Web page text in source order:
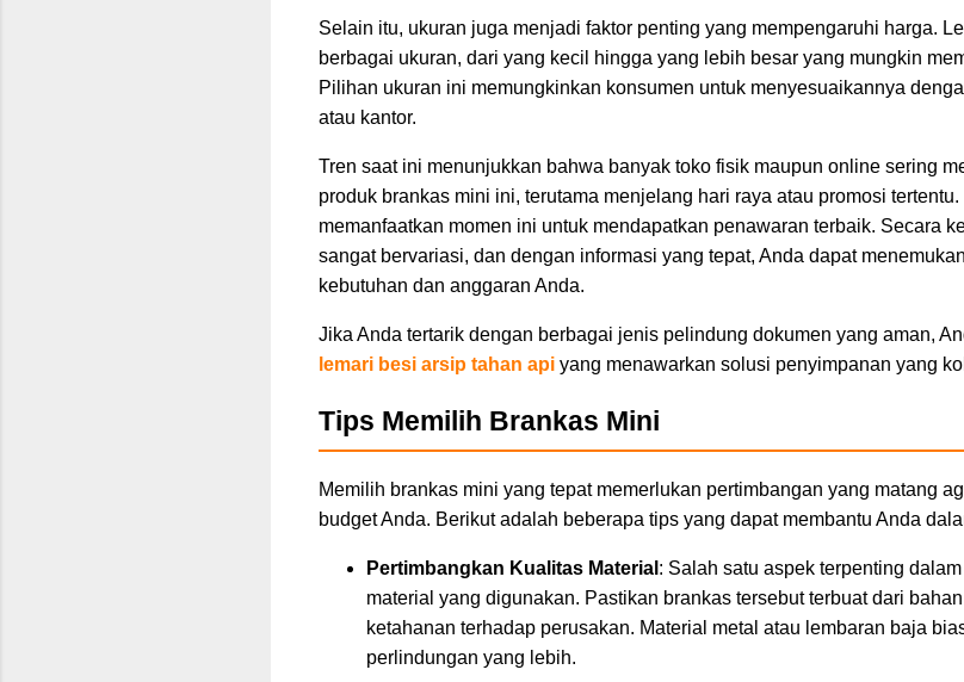
Selain itu, ukuran juga menjadi faktor penting yang mempengaruhi harga.
berbagai ukuran, dari yang kecil hingga yang lebih besar yang mungkin
Pilihan ukuran ini memungkinkan konsumen untuk menyesuaikannya
atau kantor.
Tren saat ini menunjukkan bahwa banyak toko fisik maupun online sering
produk brankas mini ini, terutama menjelang hari raya atau promosi
memanfaatkan momen ini untuk mendapatkan penawaran terbaik. Secara
sangat bervariasi, dan dengan informasi yang tepat, Anda dapat
kebutuhan dan anggaran Anda.
Jika Anda tertarik dengan berbagai jenis pelindung dokumen yang aman,
lemari besi arsip tahan api yang menawarkan solusi penyimpanan yang
Tips Memilih Brankas Mini
Memilih brankas mini yang tepat memerlukan pertimbangan yang matang
budget Anda. Berikut adalah beberapa tips yang dapat membantu Anda
Pertimbangkan Kualitas Material : Salah satu aspek terpenting
material yang digunakan. Pastikan brankas tersebut terbuat dari
ketahanan terhadap perusakan. Material metal atau lembaran baja
perlindungan yang lebih.